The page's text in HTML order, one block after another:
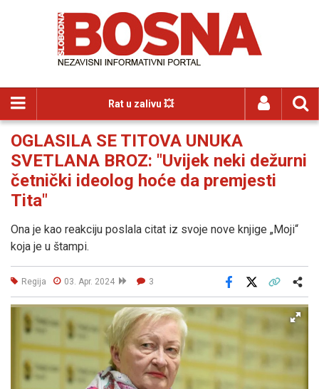
Rat u zalivu 💥
OGLASILA SE TITOVA UNUKA
SVETLANA BROZ: "Uvijek neki dežurni
četnički ideolog hoće da premjesti
Tita"
Ona je kao reakciju poslala citat iz svoje nove knjige „Moji“
koja je u štampi.
Regija 03. Apr. 2024 3
Facebook